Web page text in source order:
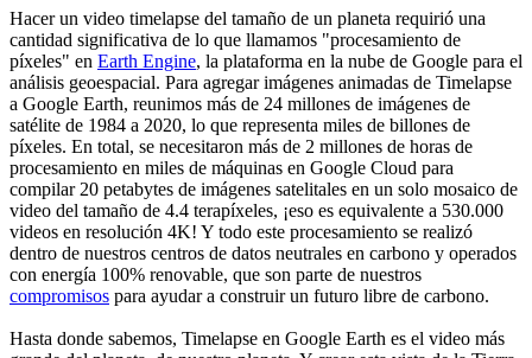
Hacer un video timelapse del tamaño de un planeta requirió una
cantidad significativa de lo que llamamos "procesamiento de
píxeles" en Earth Engine, la plataforma en la nube de Google para el
análisis geoespacial. Para agregar imágenes animadas de Timelapse
a Google Earth, reunimos más de 24 millones de imágenes de
satélite de 1984 a 2020, lo que representa miles de billones de
píxeles. En total, se necesitaron más de 2 millones de horas de
procesamiento en miles de máquinas en Google Cloud para
compilar 20 petabytes de imágenes satelitales en un solo mosaico de
video del tamaño de 4.4 terapíxeles, ¡eso es equivalente a 530.000
videos en resolución 4K! Y todo este procesamiento se realizó
dentro de nuestros centros de datos neutrales en carbono y operados
con energía 100% renovable, que son parte de nuestros
compromisos para ayudar a construir un futuro libre de carbono.
Hasta donde sabemos, Timelapse en Google Earth es el video más